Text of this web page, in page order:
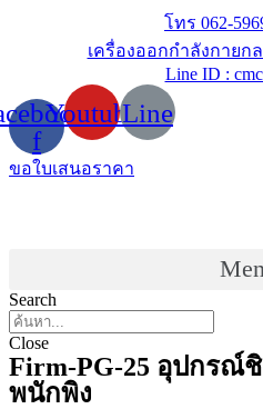
โทร 062-
เครื่องออกกำลังกายก
Line ID :
f
YoutubeLine
ขอใบเสนอราคา
Search
Close
Firm-PG-25 อุปกรณ์
พนักพิง